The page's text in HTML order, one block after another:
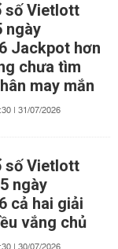
số Vietlott
ngày
Jackpot hơn
chưa tìm
may mắn
| 31/07/2026
số Vietlott
ngày
cả hai giải
vắng chủ